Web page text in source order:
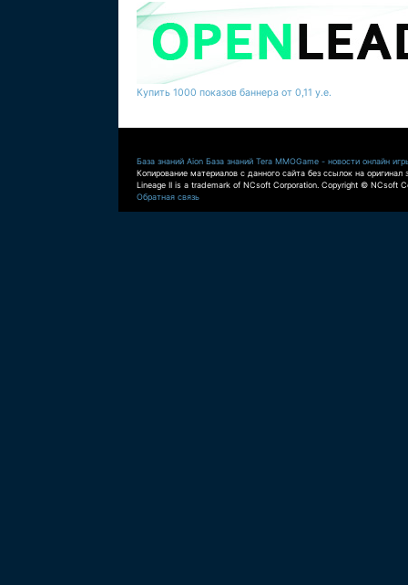
Купить 1000 показов баннера от 0,11 у.е.
База знаний Aion База знаний Tera MMOGame - новости онлайн
Копирование материалов с данного сайта без ссылок на оригинал
Lineage II is a trademark of NCsoft Corporation. Copyright © NCsoft
Обратная связь